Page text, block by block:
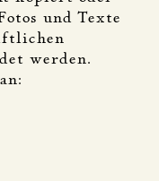
und Texte
werden.